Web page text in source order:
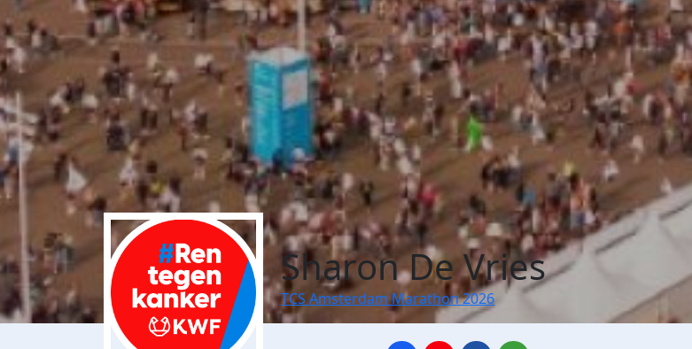
Sharon De Vries
TCS Amsterdam Marathon 2026